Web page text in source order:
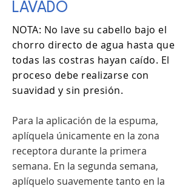
LAVADO
NOTA: No lave su cabello bajo el
chorro directo de agua hasta que
todas las costras hayan caído. El
proceso debe realizarse con
suavidad y sin presión.
Para la aplicación de la espuma,
aplíquela únicamente en la zona
receptora durante la primera
semana. En la segunda semana,
aplíquelo suavemente tanto en la